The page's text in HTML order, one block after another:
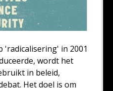
'radicalisering' in 2001
wordt het
in beleid,
Het doel is om